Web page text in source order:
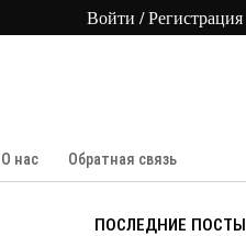
Войти / Регистрация
О нас Обратная связь
ПОСЛЕДНИЕ ПОСТЫ